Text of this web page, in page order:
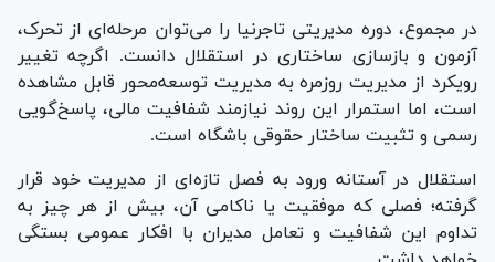
در مجموع، دوره مدیریتی تاجرنیا را می‌توان مرحله‌ای از تحرک،
آزمون و بازسازی ساختاری در استقلال دانست. اگرچه تغییر
رویکرد از مدیریت روزمره به مدیریت توسعه‌محور قابل مشاهده
است، اما استمرار این روند نیازمند شفافیت مالی، پاسخ‌گویی
رسمی و تثبیت ساختار حقوقی باشگاه است.
استقلال در آستانه ورود به فصل تازه‌ای از مدیریت خود قرار
گرفته؛ فصلی که موفقیت یا ناکامی آن، بیش از هر چیز به
تداوم این شفافیت و تعامل مدیران با افکار عمومی بستگی